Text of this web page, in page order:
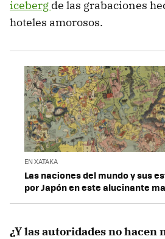
iceberg de las grabaciones
hoteles amorosos.
EN XATAKA
Las naciones del mundo y sus
por Japón en este alucinante
¿Y las autoridades no hacen